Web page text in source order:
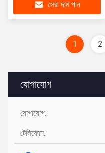
যোগাযোগ
যোগাযোগ:
টেলিফোন:
সেরা দাম পান
1 2